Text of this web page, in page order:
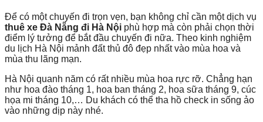
Để có một chuyến đi trọn vẹn, bạn không chỉ cần một dịch vụ
thuê xe Đà Nẵng đi Hà Nội phù hợp mà còn phải chọn thời
điểm lý tưởng để bắt đầu chuyến đi nữa. Theo kinh nghiệm
du lịch Hà Nội mảnh đất thủ đô đẹp nhất vào mùa hoa và
mùa thu lãng mạn.
Hà Nội quanh năm có rất nhiều mùa hoa rực rỡ. Chẳng hạn
như hoa đào tháng 1, hoa ban tháng 2, hoa sữa tháng 9, cúc
họa mi tháng 10,… Du khách có thể tha hồ check in sống ảo
vào những dịp này nhé.